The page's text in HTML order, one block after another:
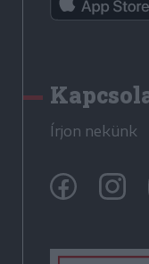
Írjon nekünk